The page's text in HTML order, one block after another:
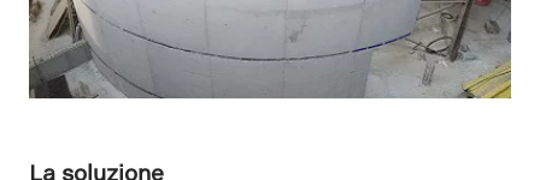
La soluzione